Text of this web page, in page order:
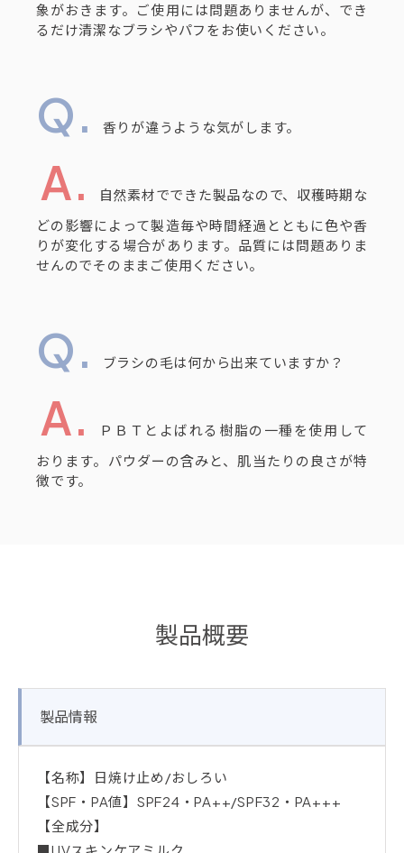
象がおきます。ご使用には問題ありませんが、でき
るだけ清潔なブラシやパフをお使いください。
香りが違うような気がします。
自然素材でできた製品なので、収穫時期な
どの影響によって製造毎や時間経過とともに色や香
りが変化する場合があります。品質には問題ありま
せんのでそのままご使用ください。
ブラシの毛は何から出来ていますか？
ＰＢＴとよばれる樹脂の一種を使用して
おります。パウダーの含みと、肌当たりの良さが特
徴です。
製品概要
製品情報
【名称】日焼け止め/おしろい
【SPF・PA値】SPF24・PA++/SPF32・PA+++
【全成分】